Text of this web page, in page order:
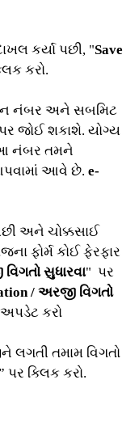
કર્યા પછી, "Save
કરો.
નંબર અને સબમિટ
જોઈ શકાશે. યોગ્ય
નંબર તમને
આવે છે. e-
અને ચોક્કસાઈ
ફોર્મ કોઈ ફેરફાર
સુધારવા" પર
/ અરજી વિગતો
અપડેટ કરો
લગતી તમામ વિગતો
પર ક્લિક કરો.